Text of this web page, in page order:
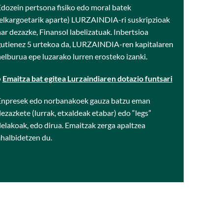
pertsona fisiko edo moral batek
aparte) LURZAINDIA-ri suskripzioak
dezazke, Finansol labelizatuak. Inbertsioa
5 urtekoa da, LURZAINDIA-ren kapitalaren
epe luzarako lurren erosteko izanki.
Emaitza bat egitea Lurzaindiaren dotazio funtsari
edo norbanakoek gauza batzu eman
(lurrak, etxaldeak etabar) edo “legs”
edo dirua. Emaitzak zerga apaltzea
du.